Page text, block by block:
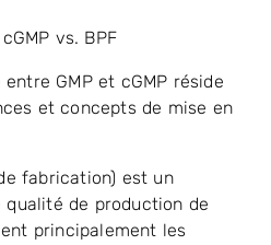
vs. BPF
GMP et cGMP réside
et concepts de mise en
fabrication) est un
qualité de production de
principalement les